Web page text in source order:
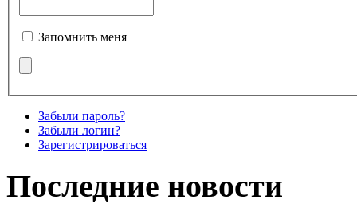
Запомнить меня
Забыли пароль?
Забыли логин?
Зарегистрироваться
Последние новости